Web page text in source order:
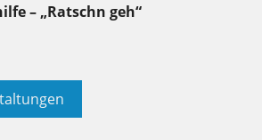
– „Ratschn geh“